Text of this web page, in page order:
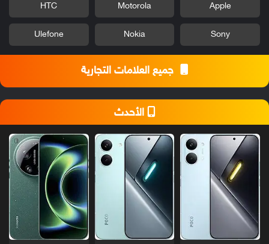
Apple
Motorola
HTC
Sony
Nokia
Ulefone
جميع العلامات التجارية
الأحدث